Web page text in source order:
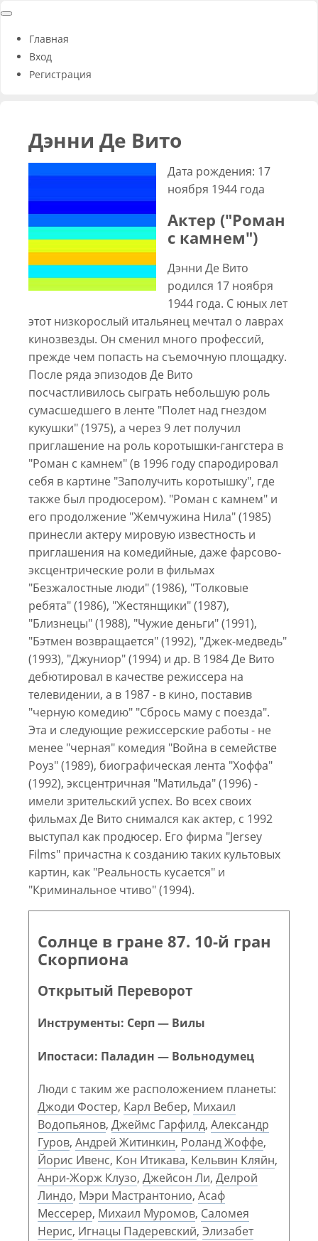
Главная
Вход
Регистрация
Дэнни Де Вито
Дата рождения: 17
ноября 1944 года
Актер ("Роман
с камнем")
Дэнни Де Вито
родился 17 ноября
1944 года. С юных лет
этот низкорослый итальянец мечтал о лаврах
кинозвезды. Он сменил много профессий,
прежде чем попасть на съемочную площадку.
После ряда эпизодов Де Вито
посчастливилось сыграть небольшую роль
сумасшедшего в ленте "Полет над гнездом
кукушки" (1975), а через 9 лет получил
приглашение на роль коротышки-гангстера в
"Роман с камнем" (в 1996 году спародировал
себя в картине "Заполучить коротышку", где
также был продюсером). "Роман с камнем" и
его продолжение "Жемчужина Нила" (1985)
принесли актеру мировую известность и
приглашения на комедийные, даже фарсово-
эксцентрические роли в фильмах
"Безжалостные люди" (1986), "Толковые
ребята" (1986), "Жестянщики" (1987),
"Близнецы" (1988), "Чужие деньги" (1991),
"Бэтмен возвращается" (1992), "Джек-медведь"
(1993), "Джуниор" (1994) и др. В 1984 Де Вито
дебютировал в качестве режиссера на
телевидении, а в 1987 - в кино, поставив
"черную комедию" "Сбрось маму с поезда".
Эта и следующие режиссерские работы - не
менее "черная" комедия "Война в семействе
Роуз" (1989), биографическая лента "Хоффа"
(1992), эксцентричная "Матильда" (1996) -
имели зрительский успех. Во всех своих
фильмах Де Вито снимался как актер, с 1992
выступал как продюсер. Его фирма "Jersey
Films" причастна к созданию таких культовых
картин, как "Реальность кусается" и
"Криминальное чтиво" (1994).
Солнце в гране 87. 10-й гран
Скорпиона
Открытый Переворот
Инструменты: Серп — Вилы
Ипостаси: Паладин — Вольнодумец
Люди с таким же расположением планеты:
Джоди Фостер, Карл Вебер, Михаил
Водопьянов, Джеймс Гарфилд, Александр
Гуров, Андрей Житинкин, Роланд Жоффе,
Йорис Ивенс, Кон Итикава, Кельвин Кляйн,
Анри-Жорж Клузо, Джейсон Ли, Делрой
Линдо, Мэри Мастрантонио, Асаф
Мессерер, Михаил Муромов, Саломея
Нерис, Игнацы Падеревский, Элизабет